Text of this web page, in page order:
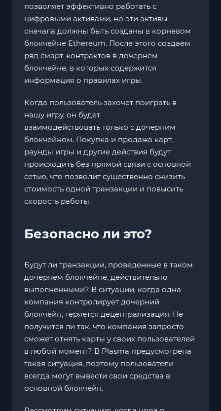
позволяет эффективно работать с
цифровыми активами, но эти активы
сначала должны быть созданы в корневом
блокчейне Ethereum. После этого создаем
ряд смарт-контрактов в дочернем
блокчейне, в которых содержится
информация о правилах игры.
Когда пользователь захочет поиграть в
нашу игру, он будет
взаимодействовать только с дочерним
блокчейном. Покупка и продажа карт,
раунды игры и другие действия будут
происходить без прямой связи с основной
сетью, что позволит существенно снизить
стоимость одной транзакции и повысить
скорость работы.
Безопасно ли это?
Будут ли транзакции, проведенные в таком
дочернем блокчейне, действительно
выполненными? В ситуации, когда одна
компания контролирует дочерний
блокчейн, теряется децентрализация. Не
получится ли так, что компания запросто
сможет отнять карты у своих пользователей
в любой момент? В Plasma предусмотрена
такая ситуация, поэтому пользователи
всегда могут вывести свои средства в
основной блокчейн.